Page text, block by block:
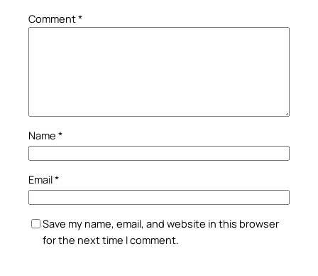
Comment*
Name *
Email*
Save my name, email, and website in this browser
for the next time I comment.